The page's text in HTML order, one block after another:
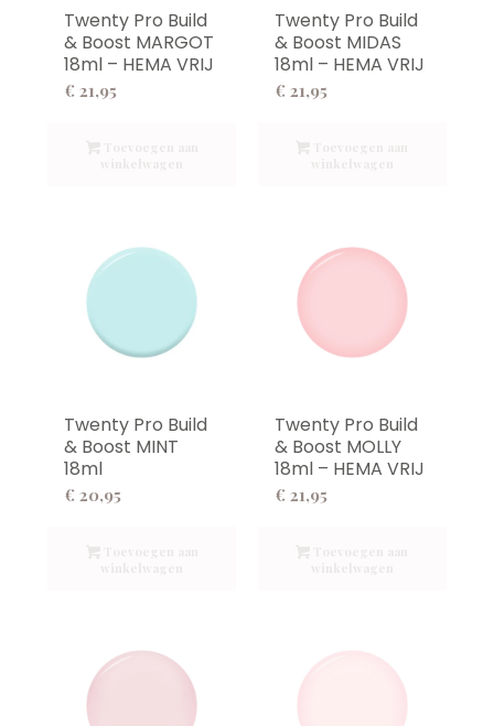
Twenty Pro Build
& Boost MARGOT
18ml – HEMA VRIJ
€ 21,95
Twenty Pro Build
& Boost MIDAS
18ml – HEMA VRIJ
€ 21,95
Twenty Pro Build
& Boost MINT
18ml
€ 20,95
Twenty Pro Build
& Boost MOLLY
18ml – HEMA VRIJ
€ 21,95